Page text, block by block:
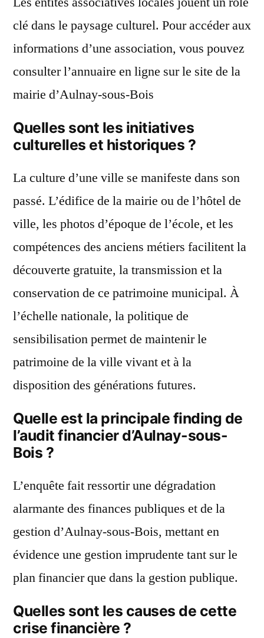
clé dans le paysage culturel. Pour accéder aux
informations d’une association, vous pouvez
consulter l’annuaire en ligne sur le site de la
mairie d’Aulnay-sous-Bois
Quelles sont les initiatives
culturelles et historiques ?
La culture d’une ville se manifeste dans son
passé. L’édifice de la mairie ou de l’hôtel de
ville, les photos d’époque de l’école, et les
compétences des anciens métiers facilitent la
découverte gratuite, la transmission et la
conservation de ce patrimoine municipal. À
l’échelle nationale, la politique de
sensibilisation permet de maintenir le
patrimoine de la ville vivant et à la
disposition des générations futures.
Quelle est la principale finding de
l’audit financier d’Aulnay-sous-
Bois ?
L’enquête fait ressortir une dégradation
alarmante des finances publiques et de la
gestion d’Aulnay-sous-Bois, mettant en
évidence une gestion imprudente tant sur le
plan financier que dans la gestion publique.
Quelles sont les causes de cette
crise financière ?